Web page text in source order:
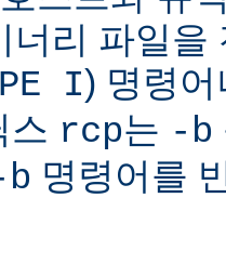
너리 파일을
I) 명령
스 rcp는 -b
명령어를